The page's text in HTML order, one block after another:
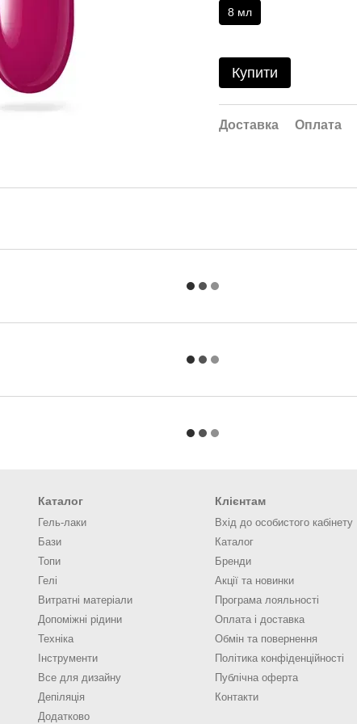
8 мл
Купити
Доставка Оплата
Каталог
Гель-лаки
Бази
Топи
Гелі
Витратні матеріали
Допоміжні рідини
Техніка
Інструменти
Все для дизайну
Депіляція
Додатково
Клієнтам
Вхід до особистого кабінету
Каталог
Бренди
Акції та новинки
Програма лояльності
Оплата і доставка
Обмін та повернення
Політика конфіденційності
Публічна оферта
Контакти